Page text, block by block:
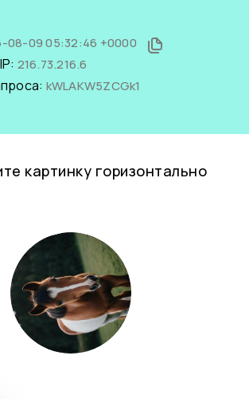
08-09 05:32:46 +0000
216.73.216.6
kWLAKW5ZCGk1
картинку горизонтально